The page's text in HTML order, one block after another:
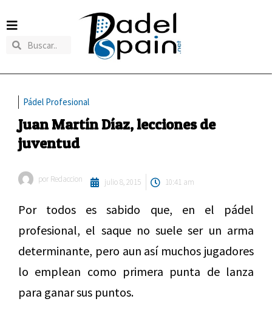
Pádel Profesional
Juan Martín Díaz, lecciones de
juventud
por Redaccion julio 8, 2015 10:41 am
Por todos es sabido que, en el pádel
profesional, el saque no suele ser un arma
determinante, pero aun así muchos jugadores
lo emplean como primera punta de lanza
para ganar sus puntos.